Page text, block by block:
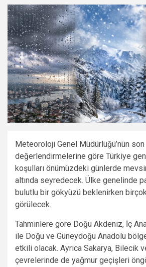
Meteoroloji Genel Müdürlüğü’nün son
değerlendirmelerine göre Türkiye
koşulları önümüzdeki günlerde
altında seyredecek. Ülke genelinde
bulutlu bir gökyüzü beklenirken
görülecek.
Tahminlere göre Doğu Akdeniz, İç
ile Doğu ve Güneydoğu Anadolu
etkili olacak. Ayrıca Sakarya, Bilecik
çevrelerinde de yağmur geçişleri